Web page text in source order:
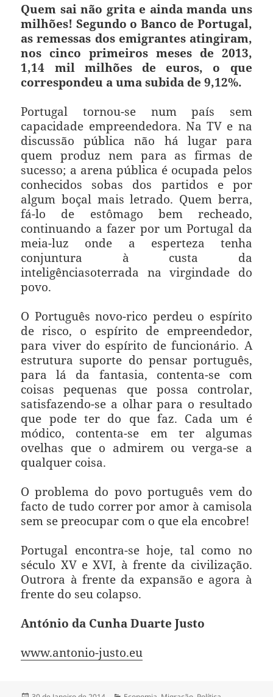
Quem sai não grita e ainda manda uns
milhões! Segundo o Banco de Portugal,
as remessas dos emigrantes atingiram,
nos cinco primeiros meses de 2013,
1,14 mil milhões de euros, o que
correspondeu a uma subida de 9,12%.
Portugal tornou-se num país sem
capacidade empreendedora. Na TV e na
discussão pública não há lugar para
quem produz nem para as firmas de
sucesso; a arena pública é ocupada pelos
conhecidos sobas dos partidos e por
algum boçal mais letrado. Quem berra,
fá-lo de estômago bem recheado,
continuando a fazer por um Portugal da
meia-luz onde a esperteza tenha
conjuntura à custa da
inteligênciasoterrada na virgindade do
povo.
O Português novo-rico perdeu o espírito
de risco, o espírito de empreendedor,
para viver do espírito de funcionário. A
estrutura suporte do pensar português,
para lá da fantasia, contenta-se com
coisas pequenas que possa controlar,
satisfazendo-se a olhar para o resultado
que pode ter do que faz. Cada um é
módico, contenta-se em ter algumas
ovelhas que o admirem ou verga-se a
qualquer coisa.
O problema do povo português vem do
facto de tudo correr por amor à camisola
sem se preocupar com o que ela encobre!
Portugal encontra-se hoje, tal como no
século XV e XVI, à frente da civilização.
Outrora à frente da expansão e agora à
frente do seu colapso.
António da Cunha Duarte Justo
www.antonio-justo.eu